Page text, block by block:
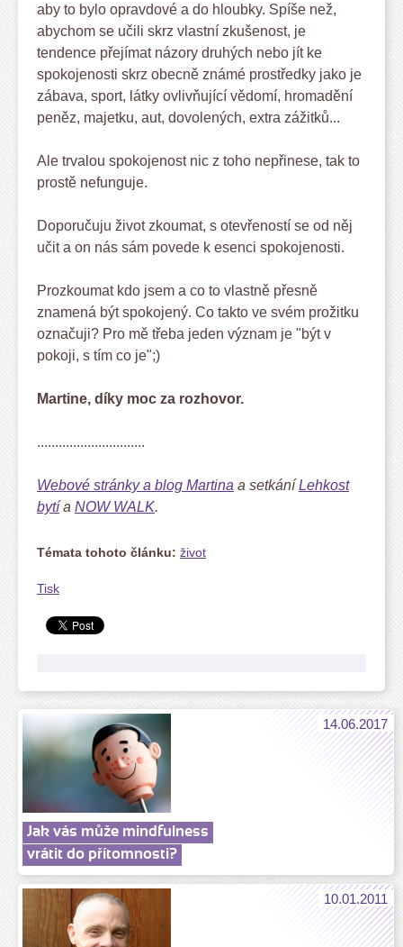
aby to bylo opravdové a do hloubky. Spíše než,
abychom se učili skrz vlastní zkušenost, je
tendence přejímat názory druhých nebo jít ke
spokojenosti skrz obecně známé prostředky jako je
zábava, sport, látky ovlivňující vědomí, hromadění
peněz, majetku, aut, dovolených, extra zážitků...
Ale trvalou spokojenost nic z toho nepřinese, tak to
prostě nefunguje.
Doporučuju život zkoumat, s otevřeností se od něj
učit a on nás sám povede k esenci spokojenosti.
Prozkoumat kdo jsem a co to vlastně přesně
znamená být spokojený. Co takto ve svém prožitku
označuji? Pro mě třeba jeden význam je "být v
pokoji, s tím co je";)
Martine, díky moc za rozhovor.
..............................
Webové stránky a blog Martina a setkáníLehkost
bytía NOW WALK.
Témata tohoto článku: život
Tisk
14.06.2017
Jak vás může mindfulness
vrátit do přítomnosti?
10.01.2011